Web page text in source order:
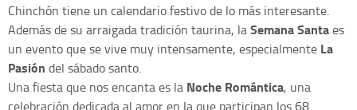
Chinchón tiene un calendario festivo de lo más interesante.
Además de su arraigada tradición taurina, laSemana Santaes
un evento que se vive muy intensamente, especialmente La
Pasión del sábado santo.
Una fiesta que nos encanta es la Noche Romántica, una
celebración dedicada al amor en la que participan los 68